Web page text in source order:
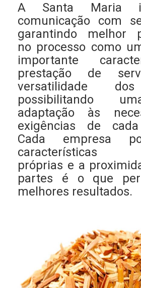
A Santa Maria
comunicação com
garantindo melhor
no processo como
importante
prestação de
versatilidade
possibilitando
adaptação às
exigências de
Cada empresa
características
próprias e a
partes é o que
melhores resultados.